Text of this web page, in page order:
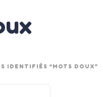
IDENTIFIÉS “MOTS DOUX”